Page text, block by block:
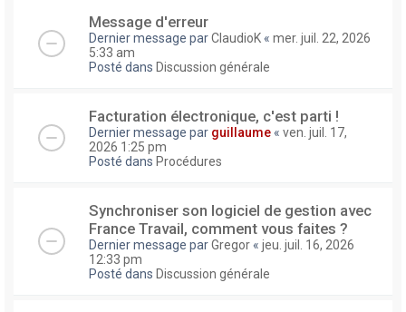
Message d'erreur
Dernier message parClaudioK « mer. juil. 22, 2026
5:33 am
Posté dans Discussion générale
Facturation électronique, c'est parti !
Dernier message par guillaume « ven. juil. 17,
2026 1:25 pm
Posté dans Procédures
Synchroniser son logiciel de gestion avec
France Travail, comment vous faites ?
Dernier message parGregor « jeu. juil. 16, 2026
12:33 pm
Posté dans Discussion générale